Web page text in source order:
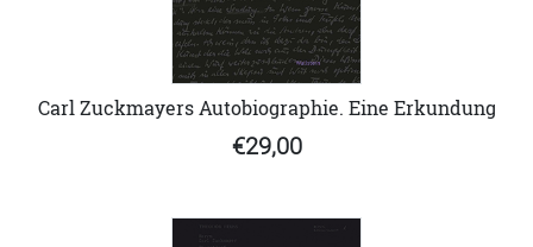
Carl Zuckmayers Autobiographie. Eine Erkundung
€29,00